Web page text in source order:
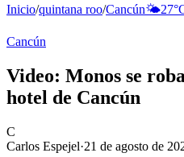
Inicio/quintana roo/Cancún🌤️27
Cancún
Video: Monos se
hotel de Cancún
C
Carlos Espejel·21 de agosto de